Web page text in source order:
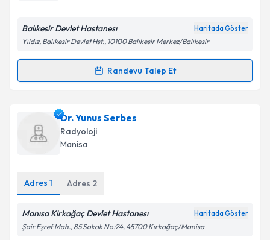
Kişisel verilerimin işlenmesine ilişkin
Metni'ni okudum ve kişisel verilerimin belirtilen
Takvim Talebini Gönder
Balıkesir Devlet Hastanesı Haritada Göster
Yıldız, Balıkesir Devlet Hst., 10100 Balıkesir Merkez/Balıkesir
Randevu Talep Et
Randevu Takvimi Talebi
Uzm. Dr. Tolga Aksöziçin randevu takvimi talebi
oluşturun. Size bu uzmandan randevu almanız için bir
takvim hazırlandığında e-posta ile bilgilendireceğiz.
Kişisel verilerimin işlenmesine ilişkinAydınlatma
Dr. Yunus Serbes
Radyoloji
Manisa
Adres 1 Adres 2
Manısa Kirkağaç Devlet Hastanesı Haritada Göster
Şair Eşref Mah., 85 Sokak No:24, 45700 Kırkağaç/Manisa